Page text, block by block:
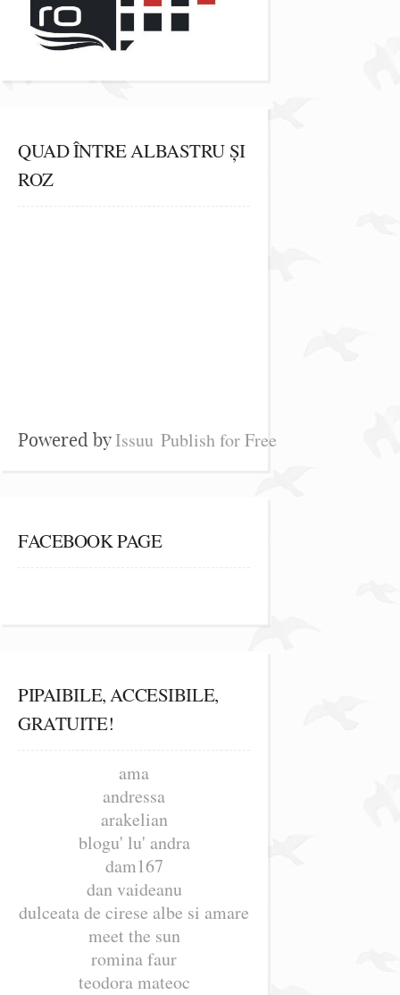
QUAD ÎNTRE ALBASTRU ȘI
ROZ
Powered byIssuu Publish for Free
FACEBOOK PAGE
PIPAIBILE, ACCESIBILE,
GRATUITE!
ama
andressa
arakelian
blogu' lu' andra
dam167
dan vaideanu
dulceata de cirese albe si amare
meet the sun
romina faur
teodora mateoc